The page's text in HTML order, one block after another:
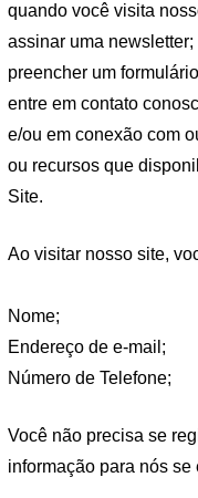
quando você visita
assinar uma newsletter;
preencher um
entre em contato
e/ou em conexão com
ou recursos que
Site.
Ao visitar nosso site,
Nome;
Endereço de e-mail;
Número de Telefone;
Você não precisa se
informação para nós